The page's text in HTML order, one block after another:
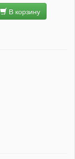
В корзину